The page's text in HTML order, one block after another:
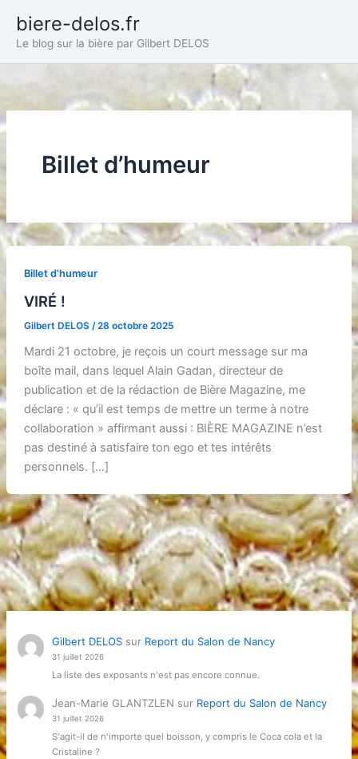
contenu
biere-delos.fr
Le blog sur la bière par Gilbert DELOS
Billet d’humeur
Billet d'humeur
VIRÉ !
Gilbert DELOS /28 octobre 2025
Mardi 21 octobre, je reçois un court message sur ma
boîte mail, dans lequel Alain Gadan, directeur de
publication et de la rédaction de Bière Magazine, me
déclare : « qu’il est temps de mettre un terme à notre
collaboration » affirmant aussi : BIÈRE MAGAZINE n’est
pas destiné à satisfaire ton ego et tes intérêts
personnels. […]
Gilbert DELOSsur Report du Salon de Nancy
31 juillet 2026
La liste des exposants n'est pas encore connue.
Jean-Marie GLANTZLEN sur Report du Salon de Nancy
31 juillet 2026
S'agit-il de n'importe quel boisson, y compris le Coca cola et la
Cristaline ?